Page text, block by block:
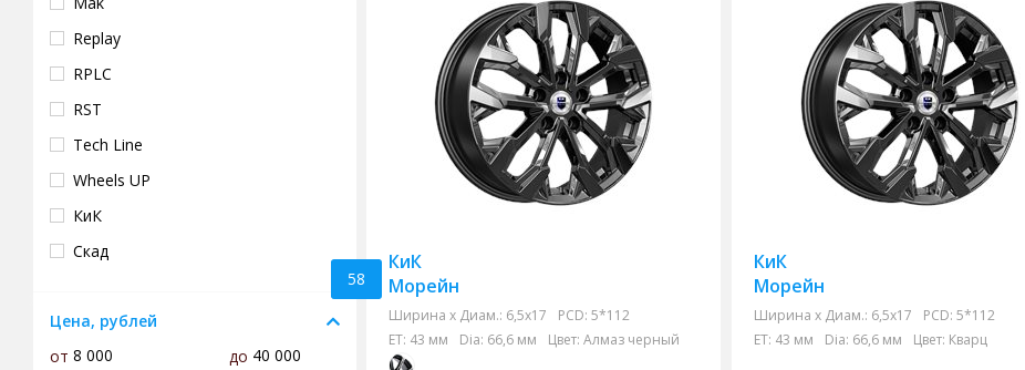
Replay
RPLC
RST
Tech Line
Wheels UP
КиК
Скад
BKNG
Carwel
Цена, рублей
от
до
58
КиК
Морейн
Ширина х Диам.: 6,5x17 PCD: 5*112
ET: 43 мм Dia: 66,6 мм Цвет: Алмаз черный
КиК
Морейн
Ширина х Диам.: 6,5x17 PCD: 5*112
ET: 43 мм Dia: 66,6 мм Цвет: Кварц